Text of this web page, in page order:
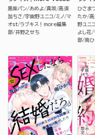
黒柴パン あめよ 真坂 高須
加ちさ 宇宙野ユニコ ミノ マ
オst ラブキス！more編集
部 井野之せち
ひさま
たか
野ユニコ
よし花
部 南ひ